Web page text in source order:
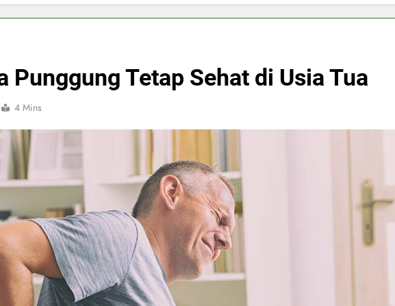
Punggung Tetap Sehat di Usia Tua
4 Mins